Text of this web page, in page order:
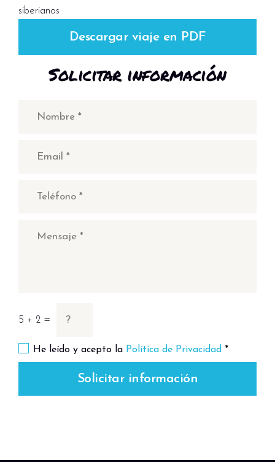
siberianos
Descargar viaje en PDF
Solicitar información
5 + 2 =
He leído y acepto la Política de Privacidad *
Solicitar información